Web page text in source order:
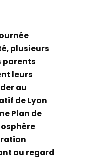
plusieurs
parents
leurs
au
de Lyon
Plan de
au regard